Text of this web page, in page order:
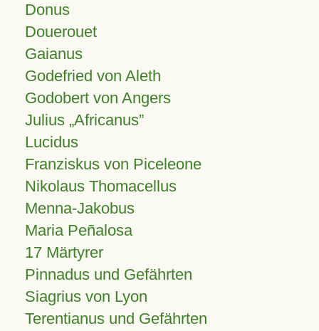
Donus
Douerouet
Gaianus
Godefried von Aleth
Godobert von Angers
Julius Africanus
Lucidus
Franziskus von Piceleone
Nikolaus Thomacellus
Menna-Jakobus
Maria Peñalosa
17 Märtyrer
Pinnadus und Gefährten
Siagrius von Lyon
Terentianus und Gefährten